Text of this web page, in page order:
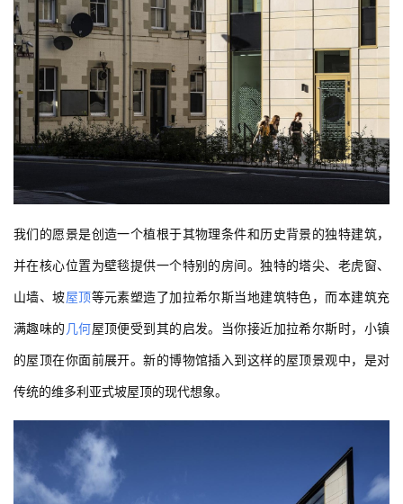
我们的愿景是创造一个植根于其物理条件和历史背景的独特建筑，
并在核心位置为壁毯提供一个特别的房间。独特的塔尖、老虎窗、
山墙、坡屋顶等元素塑造了加拉希尔斯当地建筑特色，而本建筑充
满趣味的 几何屋顶便受到其的启发。当你接近加拉希尔斯时，小镇
的屋顶在你面前展开。新的博物馆插入到这样的屋顶景观中，是对
传统的维多利亚式坡屋顶的现代想象。